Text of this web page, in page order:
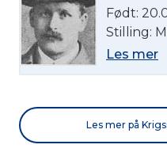
Født:
Stilling:
Les mer
Les mer på